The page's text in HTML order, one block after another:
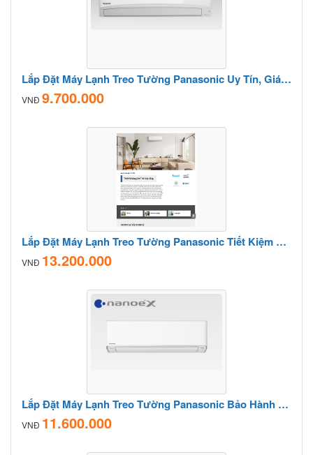
Lắp Đặt Máy Lạnh Treo Tường Panasonic Uy Tín, Giá Cạnh Tranh
VNĐ 9.700.000
Lắp Đặt Máy Lạnh Treo Tường Panasonic Tiết Kiệm Điện Tối Ưu
VNĐ 13.200.000
Lắp Đặt Máy Lạnh Treo Tường Panasonic Bảo Hành Dài Hạn
VNĐ 11.600.000